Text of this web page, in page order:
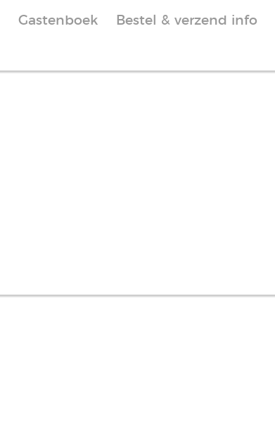
Gastenboek Bestel & verzend info